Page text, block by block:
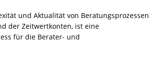
und Aktualität von Beratungsprozessen
der Zeitwertkonten, ist eine
für die Berater- und